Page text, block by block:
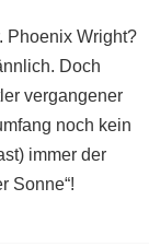
Phoenix Wright?
Doch
vergangener
noch kein
immer der
Sonne“!